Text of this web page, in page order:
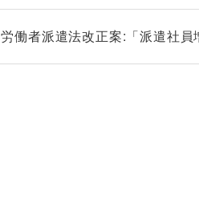
労働者派遣法改正案:「派遣社